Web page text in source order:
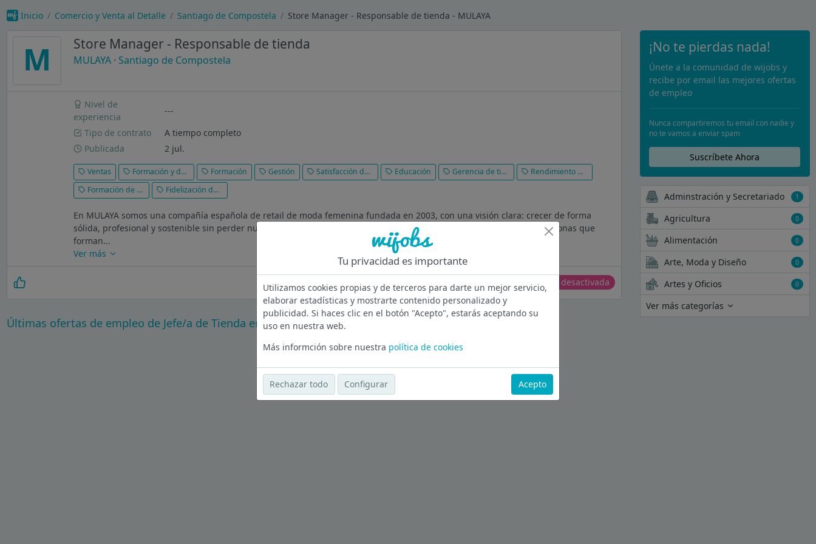
Inicio Comercio y Venta al Detalle Santiago de Compostela Store Manager - Responsable de tienda - MULAYA
M Store Manager - Responsable de tienda
MULAYA · Santiago de Compostela
Nivel de
experiencia
---
Tipo de contrato
A tiempo completo
Publicada
2 jul.
Ventas Formación y desarrollo Formación Gestión Satisfacción del cliente Educación Gerencia de tiendas
Rendimiento de ventas
Formación de personal
Fidelización de clientes
En MULAYA somos una compañía española de retail de moda femenina fundada en 2003, con una visión clara: crecer de forma
sólida, profesional y sostenible sin perder nuestra identidad. Actualmente contamos con más de 40 tiendas y 300 personas que
forman...
Ver más
Oferta desactivada
Últimas ofertas de empleo de Jefe/a de Tienda en A Coruña
Ver más ofertas
¡No te pierdas nada!
Únete a la comunidad de wijobs y
recibe por email las mejores ofertas
de empleo
Nunca compartiremos tu email con nadie y
no te vamos a enviar spam
Suscríbete Ahora
Adminstración y Secretariado 1
Agricultura 0
Alimentación 0
Arte, Moda y Diseño 0
Artes y Oficios 0
Ver más categorías
Tu privacidad es importante
Utilizamos cookies propias y de terceros para darte un mejor servicio,
elaborar estadísticas y mostrarte contenido personalizado y
publicidad. Si haces clic en el botón "Acepto", estarás aceptando su
uso en nuestra web.
Más informción sobre nuestra política de cookies
Rechazar todo Configurar Acepto